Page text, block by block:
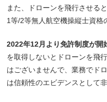
また、ドローンを飛行させる
1等/2等無人航空機操縦士資格
2022年12月より免許制度が開
を取得しないとドローンを飛
はございませんで、業務でド
は信頼性のエビデンスとして